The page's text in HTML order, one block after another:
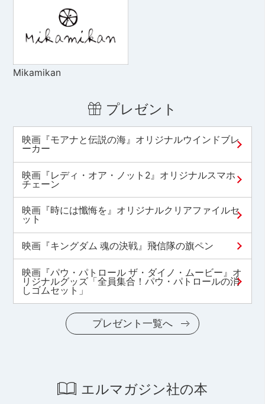
Mikamikan
プレゼント
映画『モアナと伝説の海』オリジナルウインドブレ
ーカー
映画『レディ・オア・ノット2』オリジナルスマホ
チェーン
映画『時には懺悔を』オリジナルクリアファイルセ
ット
映画『キングダム 魂の決戦』飛信隊の旗ペン
映画『パウ・パトロール ザ・ダイノ・ムービー』オ
リジナルグッズ「全員集合！パウ・パトロールの消
しゴムセット」
プレゼント一覧へ
エルマガジン社の本